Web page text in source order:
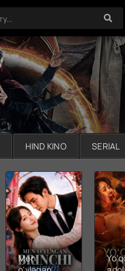
HIND KINO SERIAL
Men